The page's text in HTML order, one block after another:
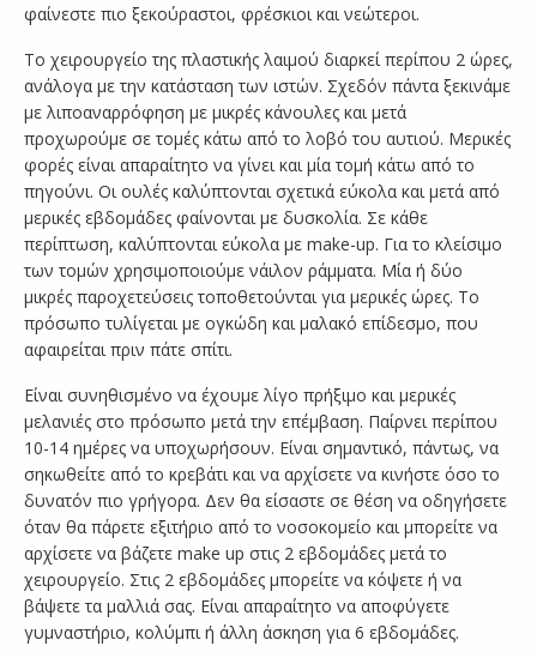
φαίνεστε πιο ξεκούραστοι, φρέσκιοι και νεώτεροι.
Το χειρουργείο της πλαστικής λαιμού διαρκεί περίπου 2 ώρες,
ανάλογα με την κατάσταση των ιστών. Σχεδόν πάντα ξεκινάμε
με λιποαναρρόφηση με μικρές κάνουλες και μετά
προχωρούμε σε τομές κάτω από το λοβό του αυτιού. Μερικές
φορές είναι απαραίτητο να γίνει και μία τομή κάτω από το
πηγούνι. Οι ουλές καλύπτονται σχετικά εύκολα και μετά από
μερικές εβδομάδες φαίνονται με δυσκολία. Σε κάθε
περίπτωση, καλύπτονται εύκολα με make-up. Για το κλείσιμο
των τομών χρησιμοποιούμε νάιλον ράμματα. Μία ή δύο
μικρές παροχετεύσεις τοποθετούνται για μερικές ώρες. Το
πρόσωπο τυλίγεται με ογκώδη και μαλακό επίδεσμο, που
αφαιρείται πριν πάτε σπίτι.
Είναι συνηθισμένο να έχουμε λίγο πρήξιμο και μερικές
μελανιές στο πρόσωπο μετά την επέμβαση. Παίρνει περίπου
10-14 ημέρες να υποχωρήσουν. Είναι σημαντικό, πάντως, να
σηκωθείτε από το κρεβάτι και να αρχίσετε να κινήστε όσο το
δυνατόν πιο γρήγορα. Δεν θα είσαστε σε θέση να οδηγήσετε
όταν θα πάρετε εξιτήριο από το νοσοκομείο και μπορείτε να
αρχίσετε να βάζετε make up στις 2 εβδομάδες μετά το
χειρουργείο. Στις 2 εβδομάδες μπορείτε να κόψετε ή να
βάψετε τα μαλλιά σας. Είναι απαραίτητο να αποφύγετε
γυμναστήριο, κολύμπι ή άλλη άσκηση για 6 εβδομάδες.